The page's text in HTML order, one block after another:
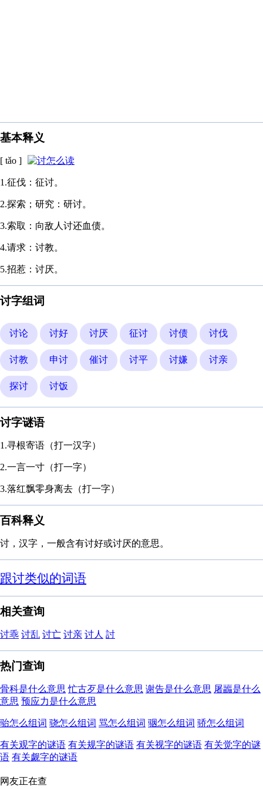
基本释义
[ tǎo ]
1.征伐：征讨。
2.探索；研究：研讨。
3.索取：向敌人讨还血债。
4.请求：讨教。
5.招惹：讨厌。
讨字组词
讨论 讨好 讨厌 征讨 讨债 讨伐
讨教 申讨 催讨 讨平 讨嫌 讨亲
探讨 讨饭
讨字谜语
1.寻根寄语（打一汉字）
2.一言一寸（打一字）
3.落红飘零身离去（打一字）
百科释义
讨，汉字，一般含有讨好或讨厌的意思。
跟讨类似的词语
相关查询
讨乖 讨乱 讨亡 讨亲 讨人 討
热门查询
骨科是什么意思 忙古歹是什么意思 谢告是什么意思 屠疈是什么
意思 预应力是什么意思
骀怎么组词 骁怎么组词 骂怎么组词 骃怎么组词 骄怎么组词
有关观字的谜语 有关规字的谜语 有关视字的谜语 有关觉字的谜
语 有关觑字的谜语
网友正在查